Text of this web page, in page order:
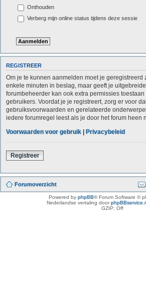
Onthouden
Verberg mijn online status tijdens deze sessie
REGISTREER
Om je te kunnen aanmelden moet je geregistreerd
enkele minuten in beslag, maar geeft je
forumbeheerder kan ook extra permissies
gebruikers. Voordat je je registreert, zorg er voor
gebruiksvoorwaarden en gerelateerde
iedere forumregel leest als je door het forum heen
Voorwaarden voor gebruik | Privacybeleid
Registreer
Forumoverzicht
Powered by phpBB® Forum Software ©
Nederlandse vertaling door
GZIP: Off